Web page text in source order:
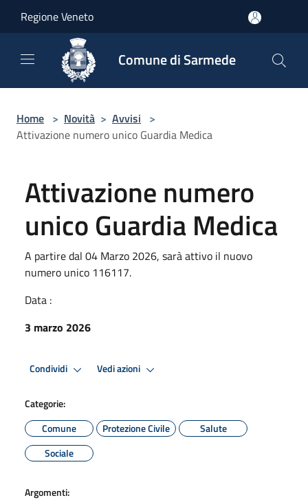
Regione Veneto
Comune di Sarmede
Home > Novità > Avvisi >
Attivazione numero unico Guardia Medica
Attivazione numero
unico Guardia Medica
A partire dal 04 Marzo 2026, sarà attivo il nuovo
numero unico 116117.
Data :
3 marzo 2026
Condividi Vedi azioni
Categorie:
Comune
Protezione Civile
Salute
Sociale
Argomenti: